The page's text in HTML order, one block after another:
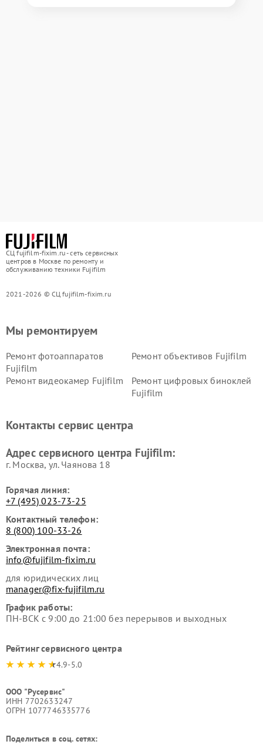
СЦ fujifilm-fixim.ru - сеть сервисных
центров в Москве по ремонту и
обслуживанию техники Fujifilm
2021-2026 © СЦ fujifilm-fixim.ru
Мы ремонтируем
Ремонт фотоаппаратов
Fujifilm
Ремонт объективов Fujifilm
Ремонт видеокамер Fujifilm
Ремонт цифровых биноклей
Fujifilm
Контакты сервис центра
Адрес сервисного центра Fujifilm:
г. Москва, ул. Чаянова 18
Горячая линия:
+7 (495) 023-73-25
Контактный телефон:
8 (800) 100-33-26
Электронная почта:
info@fujifilm-fixim.ru
для юридических лиц
manager@fix-fujifilm.ru
График работы:
ПН-ВСК с 9:00 до 21:00 без перерывов и выходных
Рейтинг сервисного центра
4.9-5.0
ООО "Русервис"
ИНН 7702633247
ОГРН 1077746335776
Поделиться в соц. сетях: